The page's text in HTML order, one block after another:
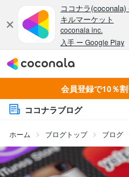
会員登録で10％
ココナラブログ
ホーム ブログトップ ブログ